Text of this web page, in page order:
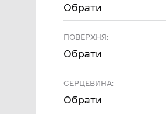
Обрати
ПОВЕРХНЯ:
Обрати
СЕРЦЕВИНА:
Обрати